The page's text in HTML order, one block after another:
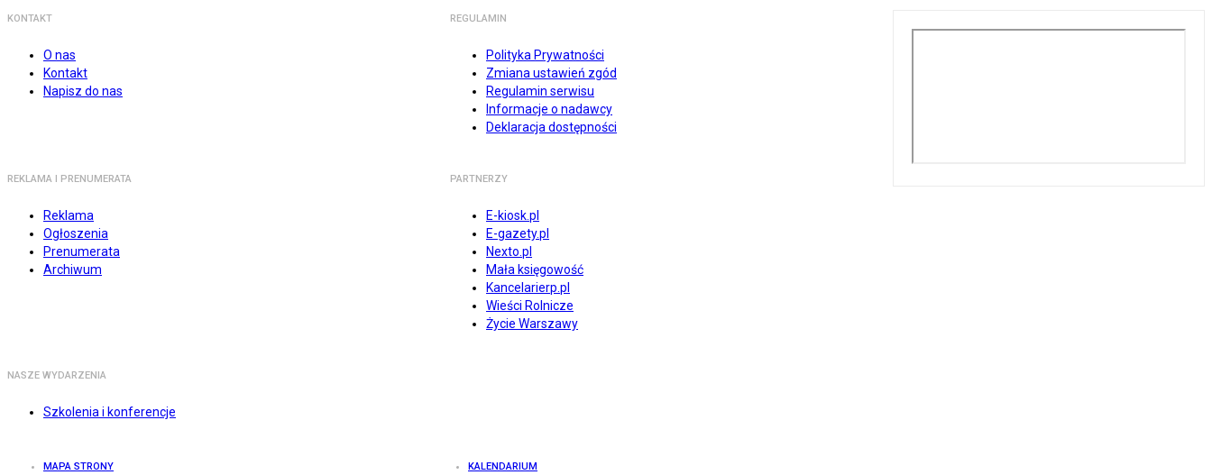
KONTAKT
O nas
Kontakt
Napisz do nas
REGULAMIN
Polityka Prywatności
Zmiana ustawień zgód
Regulamin serwisu
Informacje o nadawcy
Deklaracja dostępności
REKLAMA I PRENUMERATA
Reklama
Ogłoszenia
Prenumerata
Archiwum
PARTNERZY
E-kiosk.pl
E-gazety.pl
Nexto.pl
Mała księgowość
Kancelarierp.pl
Wieści Rolnicze
Życie Warszawy
NASZE WYDARZENIA
Szkolenia i konferencje
MAPA STRONY KALENDARIUM